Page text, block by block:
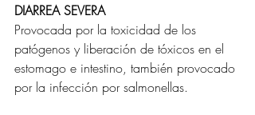
DIARREA SEVERA
Provocada por la toxicidad de los
patógenos y liberación de tóxicos en el
estomago e intestino, también provocado
por la infección por salmonellas.